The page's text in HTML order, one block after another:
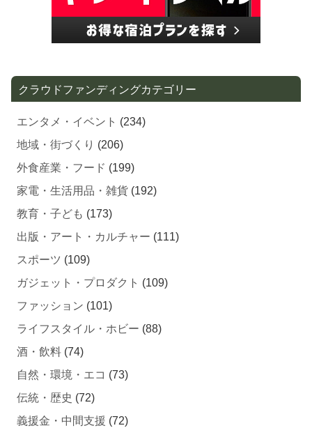
エンタメ・イベント(234)
地域・街づくり(206)
外食産業・フード(199)
家電・生活用品・雑貨(192)
教育・子ども(173)
出版・アート・カルチャー
スポーツ (109)
ガジェット・プロダクト
ファッション (101)
ライフスタイル・ホビー
酒・飲料 (74)
自然・環境・エコ
伝統・歴史 (72)
義援金・中間支援
ソーシャルグッド (70)